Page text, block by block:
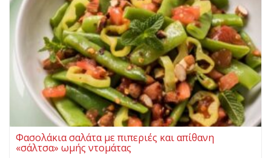
Φασολάκια σαλάτα με πιπεριές και απίθανη
«σάλτσα» ωμής ντομάτας